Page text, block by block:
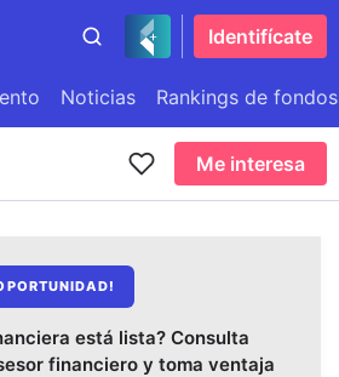
Identifícate
Noticias Rankings de fondos
Me interesa
está lista? Consulta
financiero y toma ventaja